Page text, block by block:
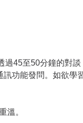
過45至50分鐘的對
功能發問。如欲學
溫。